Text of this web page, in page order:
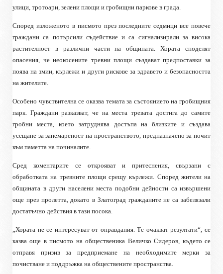
улици, тротоари, зелени площи и гробищни паркове в града.
Според изложеното в писмото през последните седмици все повече
граждани са потърсили съдействие и са сигнализирали за висока
растителност в различни части на общината. Хората споделят
опасения, че неокосените тревни площи създават предпоставки за
поява на змии, кърлежи и други рискове за здравето и безопасността
на жителите.
Особено чувствителна се оказва темата за състоянието на гробищния
парк. Граждани разказват, че на места тревата достига до самите
гробни места, което затруднява достъпа на близките и създава
усещане за занемареност на пространството, предназначено за почит
към паметта на починалите.
Сред коментарите се открояват и притеснения, свързани с
обработката на тревните площи срещу кърлежи. Според жители на
общината в други населени места подобни дейности са извършени
още през пролетта, докато в Златоград гражданите не са забелязали
достатъчно действия в тази посока.
„Хората не се интересуват от оправдания. Те очакват резултати“, се
казва още в писмото на общественика Величко Сидеров, където се
отправя призив за предприемане на необходимите мерки за
почистване и поддръжка на обществените пространства.